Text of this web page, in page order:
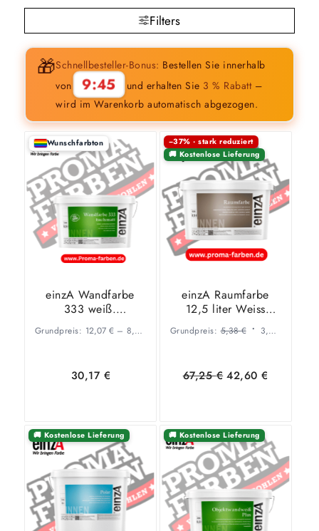
Filters
🎁Schnellbesteller-Bonus: Bestellen Sie innerhalb
von
9:44 und erhalten Sie 3 % Rabatt –
wird im Warenkorb automatisch abgezogen.
Wunschfarbton
einzA Wandfarbe
333 weiß.
Verschiedene Größen
Grundpreis: 12,07 €–8,95
30,17 €
−37% · stark reduziert
🚚 Kostenlose Lieferung
einzA Raumfarbe
12,5 liter Weiss
(Wandfarbe &
Innenfarbe)
Grundpreis:5,38€ 3,40
67,25€ Preis
67,25 €
42,60€
🚚 Kostenlose Lieferung 🚚 Kostenlose Lieferung